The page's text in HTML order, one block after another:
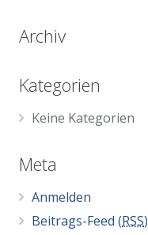
Archiv
Kategorien
Keine Kategorien
Meta
Anmelden
Beitrags-Feed (RSS)